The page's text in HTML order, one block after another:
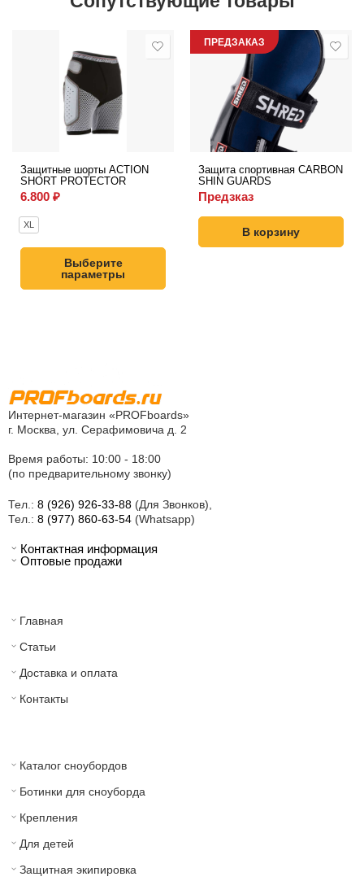
Защитные шорты ACTION
SHORT PROTECTOR
6.800 ₽
XL
Выберите
параметры
ПРЕДЗАКАЗ
Защита спортивная CARBON
SHIN GUARDS
Предзказ
В корзину
Интернет-магазин «PROFboards»
г. Москва, ул. Серафимовича д. 2
Время работы: 10:00 - 18:00
(по предварительному звонку)
Тел.: 8 (926) 926-33-88 (Для Звонков),
Тел.: 8 (977) 860-63-54 (Whatsapp)
Контактная информация
Оптовые продажи
Главная
Статьи
Доставка и оплата
Контакты
Каталог сноубордов
Ботинки для сноуборда
Крепления
Для детей
Защитная экипировка